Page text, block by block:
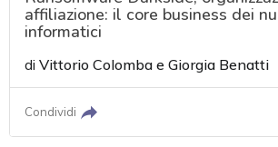
affiliazione: il core business dei
informatici
diVittorio Colomba eGiorgia Benatti
Condividi